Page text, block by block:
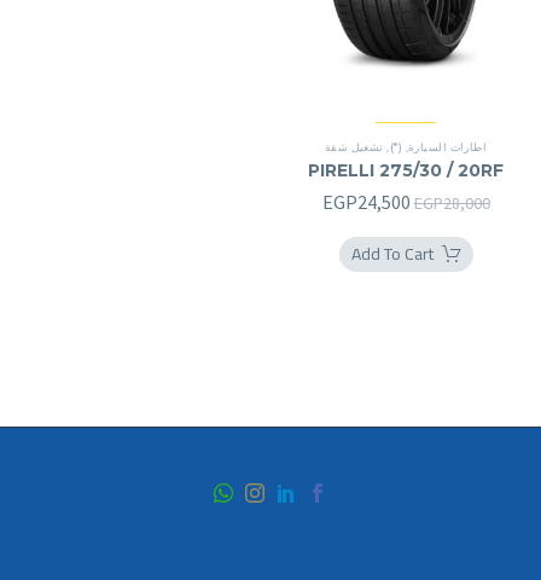
اطارات السيارة (*) تشغيل شقة
PIRELLI 275/30 / 20RF
EGP28,000
السعر
هو:
EGP24,500
Add To Cart